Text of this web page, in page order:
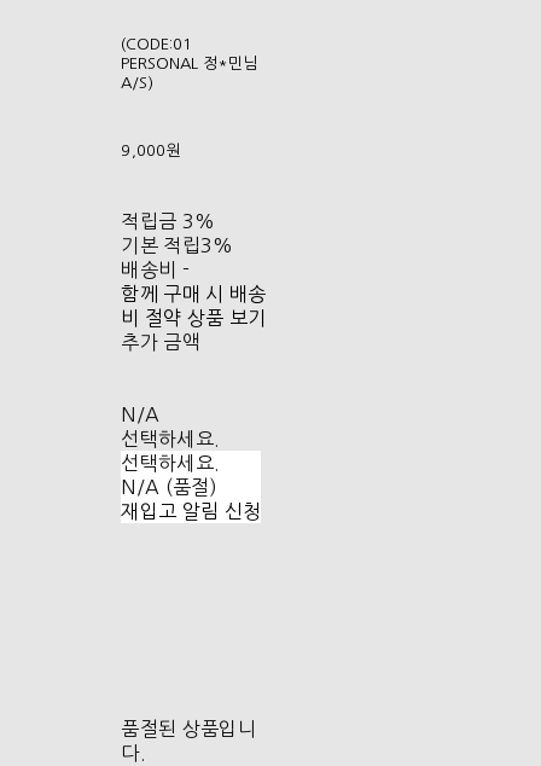
(CODE:01
PERSONAL 정*민님
A/S)
9,000원
적립금 3%
기본 적립3%
배송비 -
함께 구매 시 배송
비 절약 상품 보기
추가 금액
N/A
선택하세요.
선택하세요.
N/A (품절)
재입고 알림 신청
품절된 상품입니
다.